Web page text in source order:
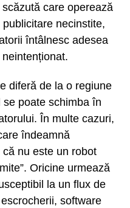
care operează
necinstite,
întâlnesc adesea
diferă de la o regiune
se poate schimba în
În multe cazuri,
îndeamnă
nu este un robot
Oricine urmează
la un flux de
software